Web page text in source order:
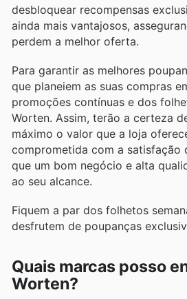
desbloquear recompensas
ainda mais vantajosos,
perdem a melhor oferta.
Para garantir as melhores
que planeiem as suas compras
promoções contínuas e dos
Worten. Assim, terão a certeza
máximo o valor que a loja
comprometida com a satisfação
que um bom negócio e alta
ao seu alcance.
Fiquem a par dos folhetos
desfrutem de poupanças
Quais marcas posso
Worten?